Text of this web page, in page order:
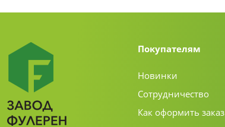
Покупателям
Новинки
Сотрудничество
Как оформить заказ